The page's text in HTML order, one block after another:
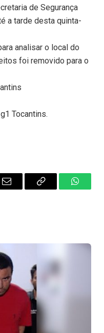
de Segurança
a tarde desta quinta-
analisar o local do
foi removido para o
Tocantins.
Email
Copy